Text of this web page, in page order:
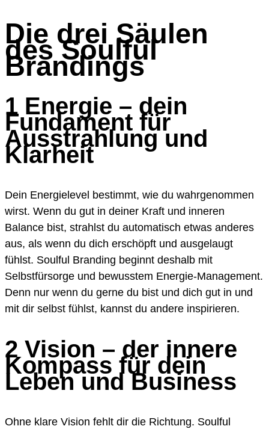
Die drei Säulen
des Soulful
Brandings
1 Energie – dein
Fundament für
Ausstrahlung und
Klarheit
Dein Energielevel bestimmt, wie du wahrgenommen
wirst. Wenn du gut in deiner Kraft und inneren
Balance bist, strahlst du automatisch etwas anderes
aus, als wenn du dich erschöpft und ausgelaugt
fühlst. Soulful Branding beginnt deshalb mit
Selbstfürsorge und bewusstem Energie-Management.
Denn nur wenn du gerne du bist und dich gut in und
mit dir selbst fühlst, kannst du andere inspirieren.
2 Vision – der innere
Kompass für dein
Leben und Business
Ohne klare Vision fehlt dir die Richtung. Soulful